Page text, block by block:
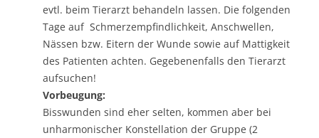
evtl. beim Tierarzt behandeln lassen. Die folgenden
Tage auf Schmerzempfindlichkeit, Anschwellen,
Nässen bzw. Eitern der Wunde sowie auf Mattigkeit
des Patienten achten. Gegebenenfalls den Tierarzt
aufsuchen!
Vorbeugung:
Bisswunden sind eher selten, kommen aber bei
unharmonischer Konstellation der Gruppe (2